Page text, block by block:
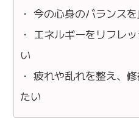
・ 今の心身のバランス
・ エネルギーをリフレ
い
・ 疲れや乱れを整え、
たい